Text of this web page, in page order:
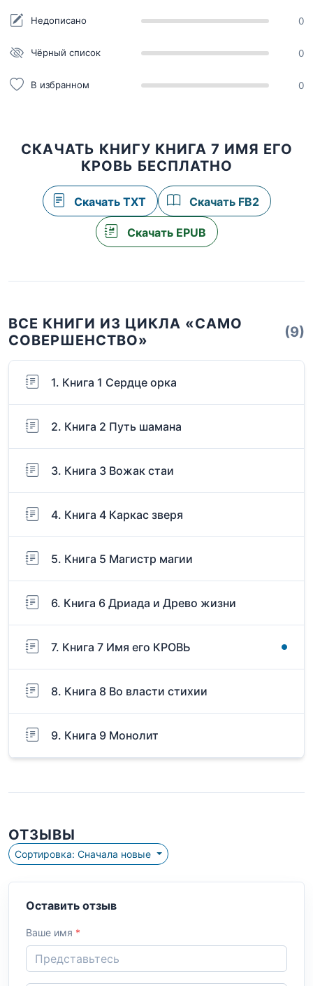
Недописано 0
Чёрный список 0
В избранном 0
СКАЧАТЬ КНИГУ КНИГА 7 ИМЯ ЕГО
КРОВЬ БЕСПЛАТНО
Скачать TXT Скачать FB2
Скачать EPUB
ВСЕ КНИГИ ИЗ ЦИКЛА «САМО
СОВЕРШЕНСТВО»
(9)
1. Книга 1 Сердце орка
2. Книга 2 Путь шамана
3. Книга 3 Вожак стаи
4. Книга 4 Каркас зверя
5. Книга 5 Магистр магии
6. Книга 6 Дриада и Древо жизни
7. Книга 7 Имя его КРОВЬ
8. Книга 8 Во власти стихии
9. Книга 9 Монолит
ОТЗЫВЫ
Сортировка: Сначала новые
Оставить отзыв
Ваше имя *